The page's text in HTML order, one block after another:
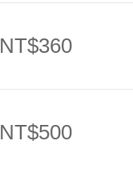
NT$360
NT$500